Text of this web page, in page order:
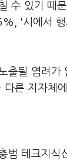
수 있기 때
'시에서
출될 염려
른 지자체
테크지식